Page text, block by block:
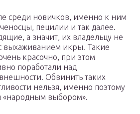
среди новичков, именно к ним
пецилии и так далее.
а значит, их владельцу не
выхаживанием икры. Такие
красочно, при этом
поработали над
Обвинить таких
нельзя, именно поэтому
«народным выбором».